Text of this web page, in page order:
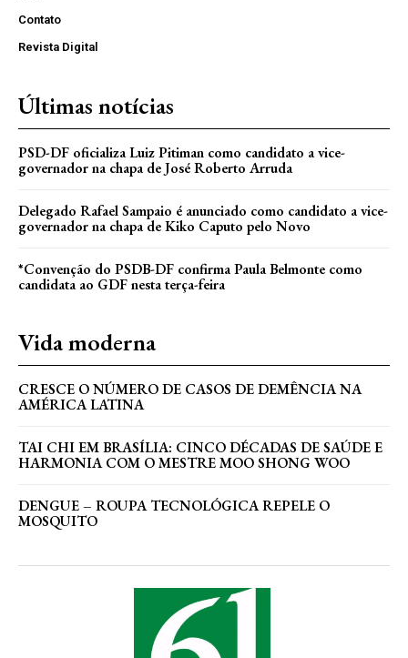
Contato
Revista Digital
Últimas notícias
PSD-DF oficializa Luiz Pitiman como candidato a vice-
governador na chapa de José Roberto Arruda
Delegado Rafael Sampaio é anunciado como candidato a vice-
governador na chapa de Kiko Caputo pelo Novo
*Convenção do PSDB-DF confirma Paula Belmonte como
candidata ao GDF nesta terça-feira
Vida moderna
CRESCE O NÚMERO DE CASOS DE DEMÊNCIA NA
AMÉRICA LATINA
TAI CHI EM BRASÍLIA: CINCO DÉCADAS DE SAÚDE E
HARMONIA COM O MESTRE MOO SHONG WOO
DENGUE – ROUPA TECNOLÓGICA REPELE O
MOSQUITO